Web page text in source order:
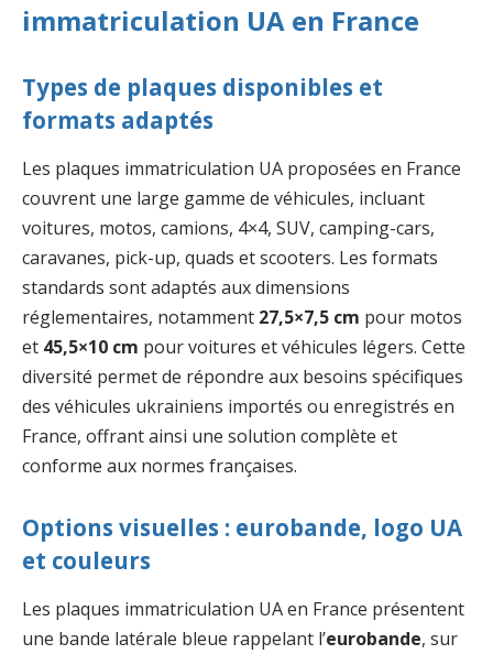
immatriculation UA en France
Types de plaques disponibles et
formats adaptés
Les plaques immatriculation UA proposées en France
couvrent une large gamme de véhicules, incluant
voitures, motos, camions, 4×4, SUV, camping-cars,
caravanes, pick-up, quads et scooters. Les formats
standards sont adaptés aux dimensions
réglementaires, notamment 27,5×7,5 cm pour motos
et 45,5×10 cm pour voitures et véhicules légers. Cette
diversité permet de répondre aux besoins spécifiques
des véhicules ukrainiens importés ou enregistrés en
France, offrant ainsi une solution complète et
conforme aux normes françaises.
Options visuelles : eurobande, logo UA
et couleurs
Les plaques immatriculation UA en France présentent
une bande latérale bleue rappelant l’eurobande, sur